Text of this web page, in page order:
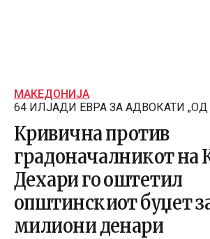
МАКЕДОНИЈА
64 ИЛЈАДИ ЕВРА ЗА АДВОКАТИ „ОД
Кривична против
градоначалникот на
Дехари го оштетил
општинскиот буџет
милиони денари